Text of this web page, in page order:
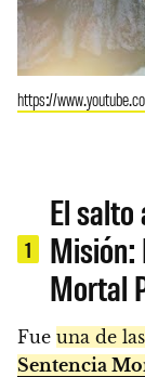
https://
1
El
Misión:
Mortal
Fue una de
Sentencia